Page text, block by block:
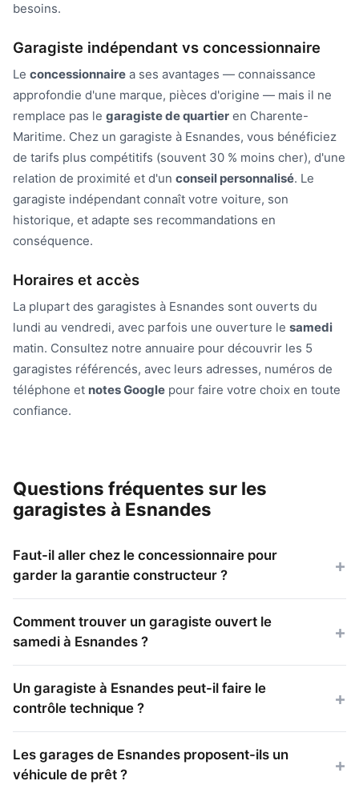
besoins.
Garagiste indépendant vs concessionnaire
Le concessionnaire a ses avantages — connaissance
approfondie d'une marque, pièces d'origine — mais il ne
remplace pas le garagiste de quartier en Charente-
Maritime. Chez un garagiste à Esnandes, vous bénéficiez
de tarifs plus compétitifs (souvent 30 % moins cher), d'une
relation de proximité et d'un conseil personnalisé. Le
garagiste indépendant connaît votre voiture, son
historique, et adapte ses recommandations en
conséquence.
Horaires et accès
La plupart des garagistes à Esnandes sont ouverts du
lundi au vendredi, avec parfois une ouverture le samedi
matin. Consultez notre annuaire pour découvrir les 5
garagistes référencés, avec leurs adresses, numéros de
téléphone et notes Google pour faire votre choix en toute
confiance.
Questions fréquentes sur les
garagistes à Esnandes
Faut-il aller chez le concessionnaire pour
garder la garantie constructeur ?
Comment trouver un garagiste ouvert le
samedi à Esnandes ?
Un garagiste à Esnandes peut-il faire le
contrôle technique ?
Les garages de Esnandes proposent-ils un
véhicule de prêt ?